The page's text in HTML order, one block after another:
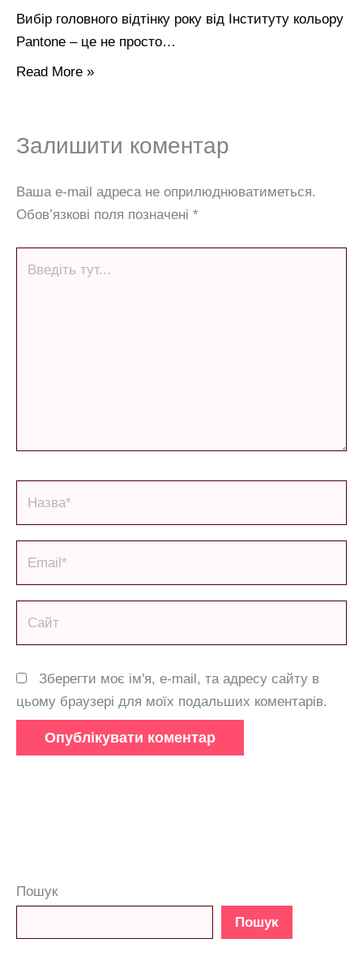
Вибір головного відтінку року від Інституту кольору
Pantone – це не просто…
Read More »
Залишити коментар
Ваша e-mail адреса не оприлюднюватиметься.
Обов’язкові поля позначені *
Зберегти моє ім'я, e-mail, та адресу сайту в
цьому браузері для моїх подальших коментарів.
Пошук
Пошук